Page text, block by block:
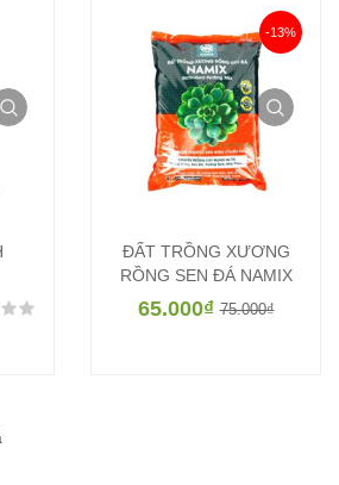
Được xếp hạng1.005 sao
-13%
ĐẤT TRỒNG XƯƠNG
RỒNG SEN ĐÁ NAMIX
75.000₫
65.000₫